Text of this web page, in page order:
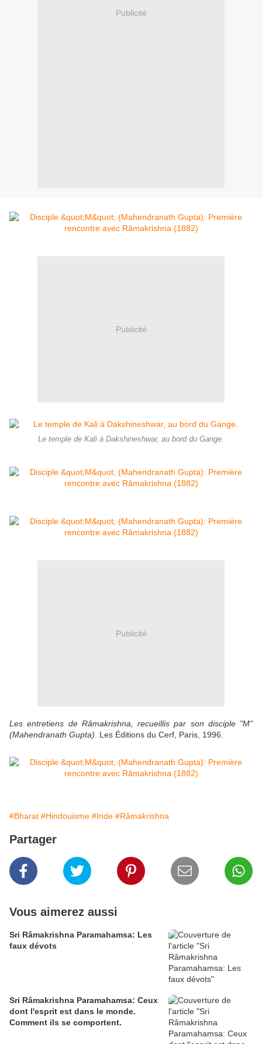
Publicité
Publicité
Le temple de Kali à Dakshineshwar, au bord du Gange.
Publicité
Les entretiens de Râmakrishna, recueillis par son disciple "M"
(Mahendranath Gupta) . Les Éditions du Cerf, Paris, 1996.
#Bharat #Hindouisme #Inde #Râmakrishna
Partager
Vous aimerez aussi
Sri Râmakrishna Paramahamsa: Les
faux dévots
Sri Râmakrishna Paramahamsa: Ceux
dont l'esprit est dans le monde.
Comment ils se comportent.